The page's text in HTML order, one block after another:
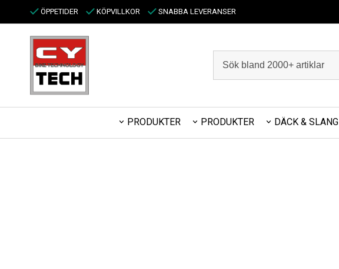
ÖPPETIDER KÖPVILLKOR SNABBA LEVERANSER
PRODUKTER PRODUKTER DÄCK & SLANG